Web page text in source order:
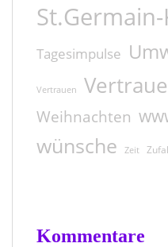
Tagesimpulse
Vertrauen
Weihnachten
wünsche Zeit
Kommentare